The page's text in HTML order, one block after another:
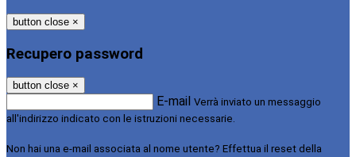
button close ×
Recupero password
button close ×
E-mail Verrà inviato un messaggio
all'indirizzo indicato con le istruzioni necessarie.
Non hai una e-mail associata al nome utente? Effettua il reset della